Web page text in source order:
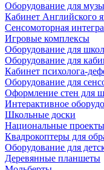
Оборудование для
Кабинет Английского
Сенсомоторная
Игровые комплексы
Оборудование для школ
Оборудование для
Кабинет психолога-
Оборудование для
Оформление стен для
Интерактивное
Школьные доски
Национальные
Квадрокоптеры для
Оборудование для
Деревянные планшеты